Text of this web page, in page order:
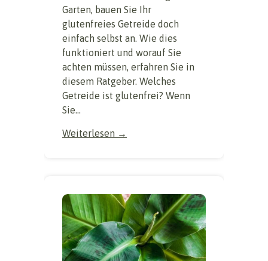
Garten, bauen Sie Ihr
glutenfreies Getreide doch
einfach selbst an. Wie dies
funktioniert und worauf Sie
achten müssen, erfahren Sie in
diesem Ratgeber. Welches
Getreide ist glutenfrei? Wenn
Sie...
Weiterlesen →